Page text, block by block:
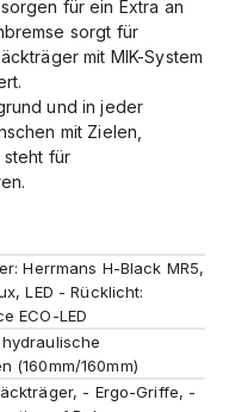
für ein Extra an
sorgt für
mit MIK-System
und in jeder
mit Zielen,
steht für
Herrmans H-Black MR5,
LED - Rücklicht:
ECO-LED
(160mm/160mm)
- Ergo-Griffe, -